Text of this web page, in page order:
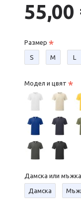
55,00
Размер
S М L
Модел и цвят
Дамска или мъжка
Дамска